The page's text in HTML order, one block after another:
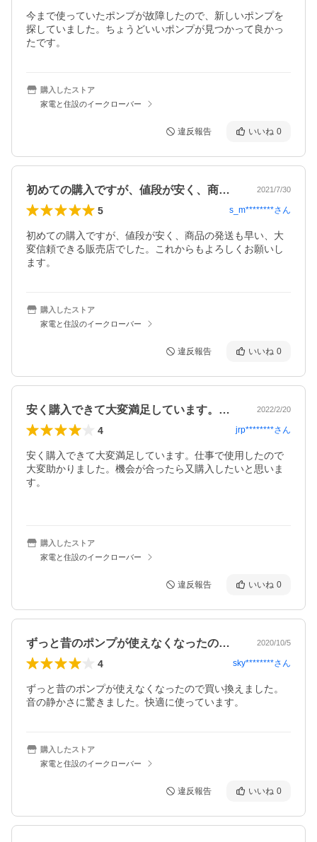
今まで使っていたポンプが故障したので、新しいポンプを
探していました。ちょうどいいポンプが見つかって良かっ
たです。
購入したストア
家電と住設のイークローバー
違反報告 いいね 0
初めての購入ですが、値段が安く、商品の… 2021/7/30
5 s_m********さん
初めての購入ですが、値段が安く、商品の発送も早い、大
変信頼できる販売店でした。これからもよろしくお願いし
ます。
購入したストア
家電と住設のイークローバー
違反報告 いいね 0
安く購入できて大変満足しています。仕事… 2022/2/20
4 jrp********さん
安く購入できて大変満足しています。仕事で使用したので
大変助かりました。機会が合ったら又購入したいと思いま
す。
購入したストア
家電と住設のイークローバー
違反報告 いいね 0
ずっと昔のポンプが使えなくなったので買… 2020/10/5
4 sky********さん
ずっと昔のポンプが使えなくなったので買い換えました。
音の静かさに驚きました。快適に使っています。
購入したストア
家電と住設のイークローバー
違反報告 いいね 0